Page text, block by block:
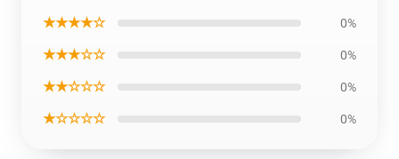
★★★★☆ 0%
★★★☆☆ 0%
★★☆☆☆ 0%
★☆☆☆☆ 0%